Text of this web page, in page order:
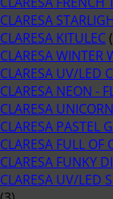
CLARESA
CLARESA KITULEC
CLARESA WINTER
CLARESA UV/LED
CLARESA NEON -
CLARESA
CLARESA PASTEL
CLARESA FULL OF
CLARESA FUNKY
CLARESA UV/LED